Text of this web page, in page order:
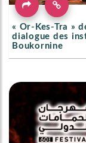
« Or-Kes-Tra »
dialogue des
Boukornine